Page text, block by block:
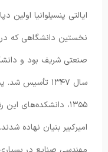
ایالتی پنسیلوانیا
نخستین دانشگاهی که در
صنعتی شریف بود و
۱۳۵۵، دانشکده‌های
امیرکبیر بنیان نهاده